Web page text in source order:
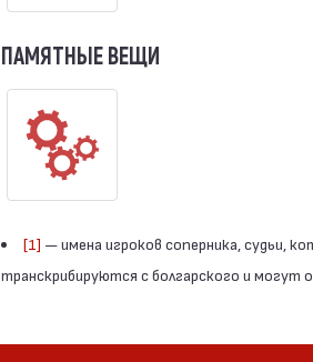
ПАМЯТНЫЕ ВЕЩИ
[1] — имена игроков соперника, судьи,
транскрибируются с болгарского и могут